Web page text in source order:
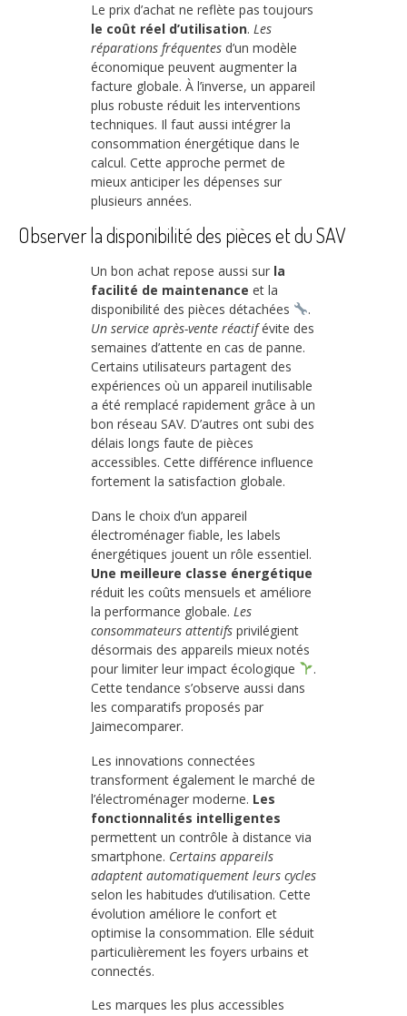
Le prix d’achat ne reflète pas toujours
le coût réel d’utilisation. Les
réparations fréquentes d’un modèle
économique peuvent augmenter la
facture globale. À l’inverse, un appareil
plus robuste réduit les interventions
techniques. Il faut aussi intégrer la
consommation énergétique dans le
calcul. Cette approche permet de
mieux anticiper les dépenses sur
plusieurs années.
Observer la disponibilité des pièces et du SAV
Un bon achat repose aussi sur la
facilité de maintenance et la
disponibilité des pièces détachées
.
Un service après-vente réactifévite des
semaines d’attente en cas de panne.
Certains utilisateurs partagent des
expériences où un appareil inutilisable
a été remplacé rapidement grâce à un
bon réseau SAV. D’autres ont subi des
délais longs faute de pièces
accessibles. Cette différence influence
fortement la satisfaction globale.
Dans le choix d’un appareil
électroménager fiable, les labels
énergétiques jouent un rôle essentiel.
Une meilleure classe énergétique
réduit les coûts mensuels et améliore
la performance globale. Les
consommateurs attentifs privilégient
désormais des appareils mieux notés
pour limiter leur impact écologique
.
Cette tendance s’observe aussi dans
les comparatifs proposés par
Jaimecomparer.
Les innovations connectées
transforment également le marché de
l’électroménager moderne. Les
fonctionnalités intelligentes
permettent un contrôle à distance via
smartphone. Certains appareils
adaptent automatiquement leurs cycles
selon les habitudes d’utilisation. Cette
évolution améliore le confort et
optimise la consommation. Elle séduit
particulièrement les foyers urbains et
connectés.
Les marques les plus accessibles